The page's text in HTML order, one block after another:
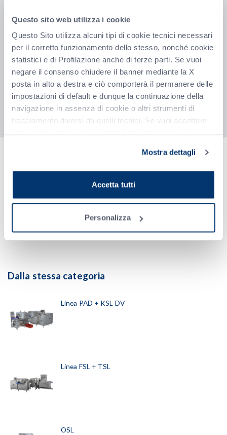
Questo sito web utilizza i cookie
Questo Sito utilizza alcuni tipi di cookie tecnici necessari
per il corretto funzionamento dello stesso, nonché cookie
statistici e di Profilazione anche di terze parti. Se vuoi
negare il consenso chiudere il banner mediante la X
posta in alto a destra e ciò comporterà il permanere delle
impostazioni di default e dunque la continuazione della
navigazione in assenza di cookie o altri strumenti di
tracciamento diversi da quelli tecnici. Se vuoi accettare
su "Personalizza". Se vuoi saperne di più consulta la
Privacy Policy.
Mostra dettagli
Accetta tutti
Personalizza
Depth :
371 mm - 14.6"
Weight :
80 Kg - 176.37 lb
Maximum product height:
50 mm - 1.97"
Minimum strip thickness:
5 mm - 0.2"
Max product thickness:
30 mm - 1.18"
Max cutting width:
200 mm - 7.87"
Working speed:
0.245 m/sec
WxDxH with basement:
39.17"
ST200 - Brochure
Dalla stessa categoria
Linea PAD + KSL DV
Linea FSL + TSL
OSL